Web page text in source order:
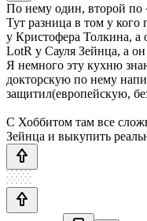
По нему один, второй по
Тут разница в том у
у Кристофера Толкина, а
LotR у Сауля Зейнца, а он
Я немного эту кухню
докторскую по нему
защитил(европейскую,
С Хоббитом там все
Зейнца и выкупить